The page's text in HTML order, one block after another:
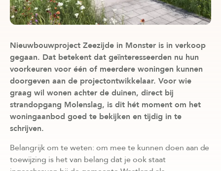
Nieuwbouwproject Zeezijde in Monster is in verkoop
gegaan. Dat betekent dat geïnteresseerden nu hun
voorkeuren voor één of meerdere woningen kunnen
doorgeven aan de projectontwikkelaar. Voor wie
graag wil wonen achter de duinen, direct bij
strandopgang Molenslag, is dit hét moment om het
woningaanbod goed te bekijken en tijdig in te
schrijven.
Belangrijk om te weten: om mee te kunnen doen aan de
toewijzing is het van belang dat je ook staat